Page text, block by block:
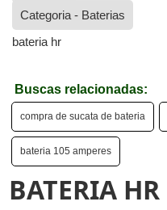
Categoria - Baterias
bateria hr
Buscas relacionadas:
compra de sucata de bateria
bateria 105 amperes
BATERIA HR